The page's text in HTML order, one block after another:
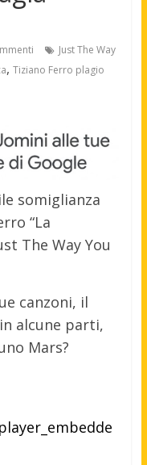
Just The Way
, Tiziano Ferro plagio
somiglianza
“La
The Way You
canzoni, il
alcune parti,
Mars?